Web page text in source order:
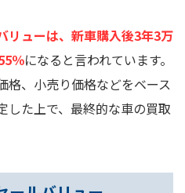
リューは、新車購入後3年3万
％になると言われています。
格、小売り価格などをベース
した上で、最終的な車の買取